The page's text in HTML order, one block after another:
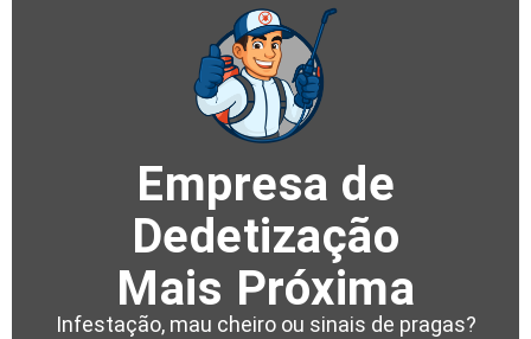
Empresa de
Dedetização
Mais Próxima
Infestação, mau cheiro ou sinais de pragas?